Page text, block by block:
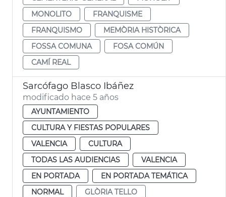
MONOLITO
FRANQUISME
FRANQUISMO
MEMÒRIA HISTÒRICA
FOSSA COMUNA
FOSA COMÚN
CAMÍ REAL
Sarcófago Blasco Ibáñez
modificado hace 5 años
AYUNTAMIENTO
CULTURA Y FIESTAS POPULARES
VALENCIA
CULTURA
TODAS LAS AUDIENCIAS
VALENCIA
EN PORTADA
EN PORTADA TEMÁTICA
NORMAL
GLÒRIA TELLO